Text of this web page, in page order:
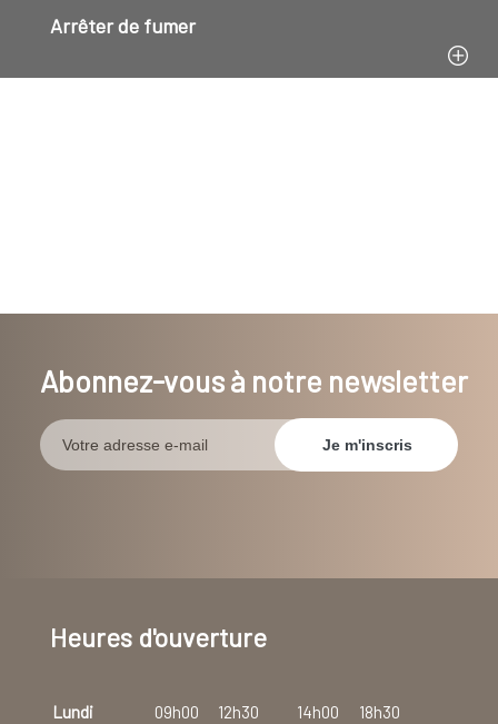
Arrêter de fumer
Abonnez-vous à notre newsletter
Heures d'ouverture
Lundi 09h00 12h30 14h00
18h30